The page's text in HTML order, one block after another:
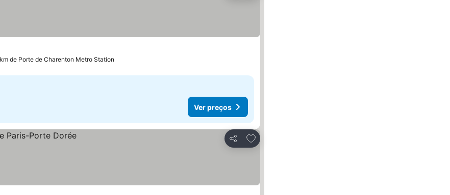
de Porte de Charenton Metro Station
Ver preços
Partilhar
Adicionar aos favoritos